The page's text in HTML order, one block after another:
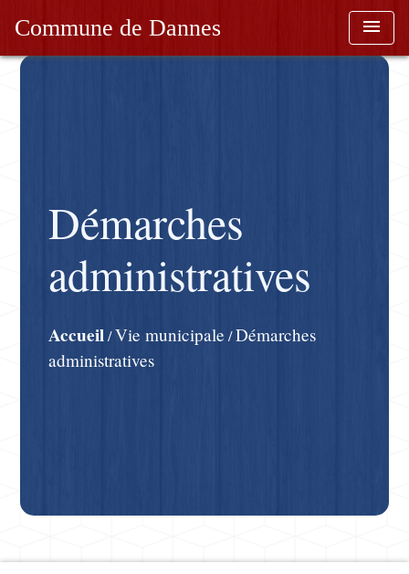
Commune de Dannes menu
Démarches
administratives
Accueil/Vie municipale /Démarches
administratives